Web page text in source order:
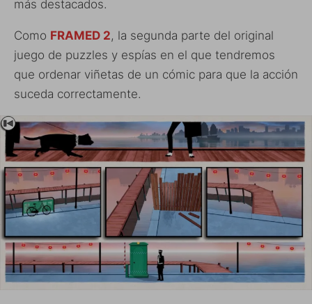
más destacados.
Como FRAMED 2, la segunda parte del original
juego de puzzles y espías en el que tendremos
que ordenar viñetas de un cómic para que la acción
suceda correctamente.